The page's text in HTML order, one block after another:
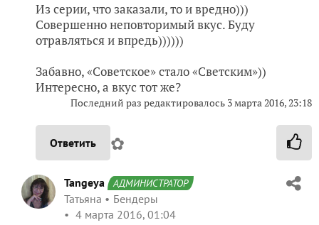
Из серии, что заказали, то и вредно)))
Совершенно неповторимый вкус. Буду
отравляться и впредь))))))
Забавно, «Советское» стало «Светским»))
Интересно, а вкус тот же?
Последний раз редактировалось 3 марта 2016, 23:18
Ответить ✿
Tangeya АДМИНИСТРАТОР
Татьяна
Бендеры
4 марта 2016, 01:04